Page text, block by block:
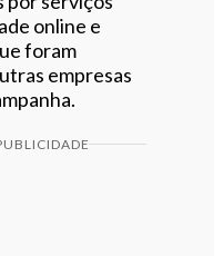
online e
foram
empresas